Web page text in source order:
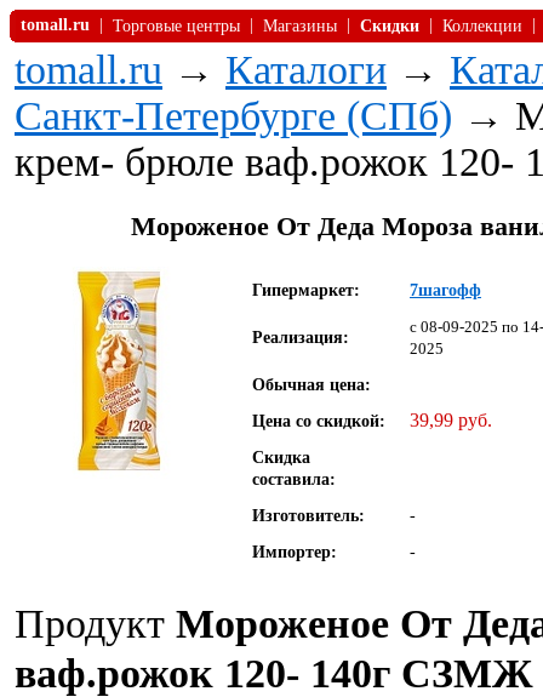
tomall.ru Торговые центры Магазины Скидки Коллекции
tomall.ru → Каталоги →
Санкт-Петербурге (СПб) →
крем- брюле ваф.рожок
Мороженое От Деда Мороза
Гипермаркет: 7шагофф
Реализация:
c 08-09-2025 по
2025
Обычная цена:
Цена со скидкой:
39,99 руб.
Скидка
составила:
Изготовитель:
-
Импортер:
-
Продукт Мороженое От
ваф.рожок 120- 140г СЗМЖ